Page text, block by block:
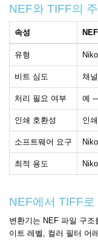
NEF와 TIFF의
속성 NEF
유형
비트 심도 채
처리 필요 여부 예
인쇄 호환성 인
소프트웨어 요구
최적 용도
NEF에서 TIFF로
변환기는 NEF 파일 구
이트 레벨, 컬러 필터 어